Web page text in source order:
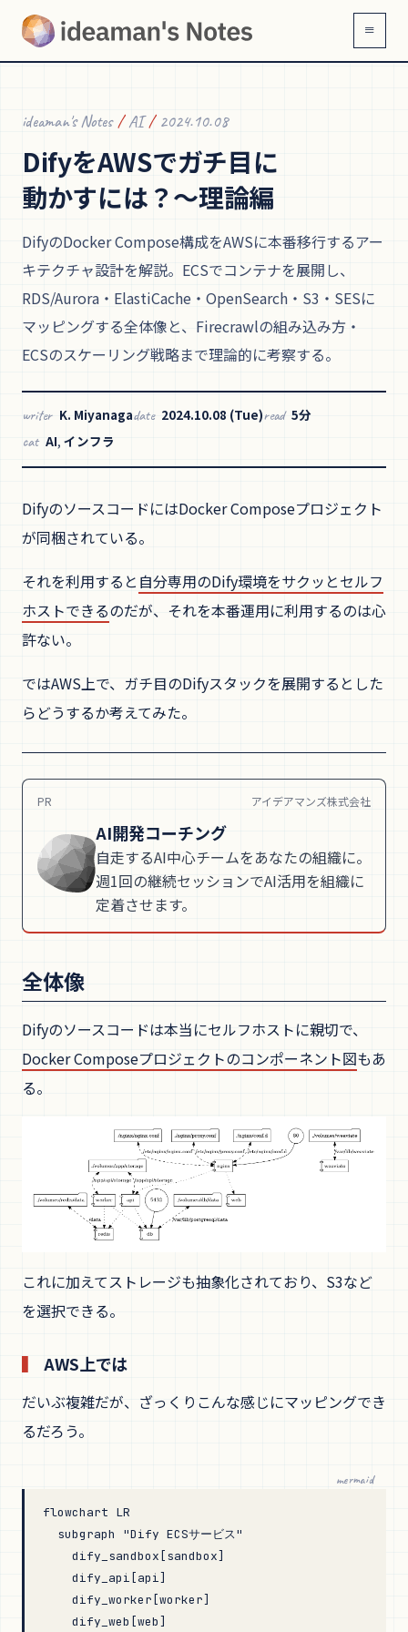
≡
ideaman's Notes / AI / 2024.10.08
DifyをAWSでガチ目に
動かすには？〜理論編
DifyのDocker Compose構成をAWSに本番移行するアー
キテクチャ設計を解説。ECSでコンテナを展開し、
RDS/Aurora・ElastiCache・OpenSearch・S3・SESに
マッピングする全体像と、Firecrawlの組み込み方・
ECSのスケーリング戦略まで理論的に考察する。
writer K. Miyanagadate 2024.10.08 (Tue)read 5分
cat AI, インフラ
DifyのソースコードにはDocker Composeプロジェクト
が同梱されている。
それを利用すると 自分専用のDify環境をサクッとセルフ
ホストできるのだが、それを本番運用に利用するのは心
許ない。
ではAWS上で、ガチ目のDifyスタックを展開するとした
らどうするか考えてみた。
PR アイデアマンズ株式会社
AI開発コーチング
自走するAI中心チームをあなたの組織に。
週1回の継続セッションでAI活用を組織に
定着させます。
全体像
Difyのソースコードは本当にセルフホストに親切で、
Docker Composeプロジェクトのコンポーネント図もあ
る。
これに加えてストレージも抽象化されており、S3など
を選択できる。
AWS上では
だいぶ複雑だが、ざっくりこんな感じにマッピングでき
るだろう。
mermaid
flowchart LR
  subgraph "Dify ECSサービス"
    dify_sandbox[sandbox]
    dify_api[api]
    dify_worker[worker]
    dify_web[web]